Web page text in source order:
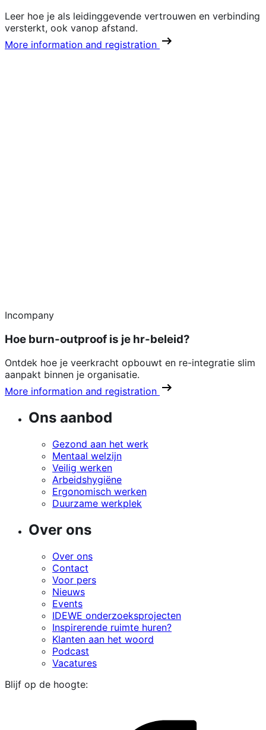
Leer hoe je als leidinggevende vertrouwen en verbinding
versterkt, ook vanop afstand.
More information and registration
Incompany
Hoe burn-outproof is je hr-beleid?
Ontdek hoe je veerkracht opbouwt en re-integratie slim
aanpakt binnen je organisatie.
More information and registration
Ons aanbod
Gezond aan het werk
Mentaal welzijn
Veilig werken
Arbeidshygiëne
Ergonomisch werken
Duurzame werkplek
Over ons
Over ons
Contact
Voor pers
Nieuws
Events
IDEWE onderzoeksprojecten
Inspirerende ruimte huren?
Klanten aan het woord
Podcast
Vacatures
Blijf op de hoogte: